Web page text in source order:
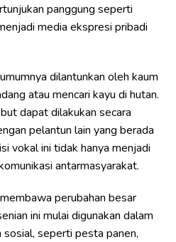
panggung seperti
media ekspresi pribadi
dilantunkan oleh kaum
atau mencari kayu di hutan.
dapat dilakukan secara
pelantun lain yang berada
vokal ini tidak hanya menjadi
antarmasyarakat.
perubahan besar
ini mulai digunakan dalam
seperti pesta panen,